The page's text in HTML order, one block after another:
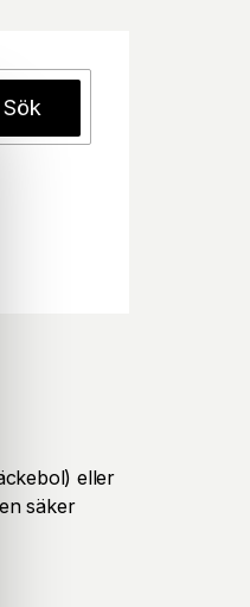
Sök
eller
säker